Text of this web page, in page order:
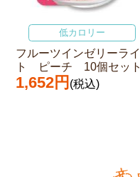
低カロリー
フルーツインゼリーライ
ト ピーチ 10個セット
1,652円 (税込)